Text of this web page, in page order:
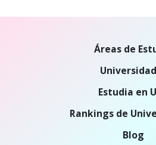
Áreas de
Estudia en
Rankings de
Blog